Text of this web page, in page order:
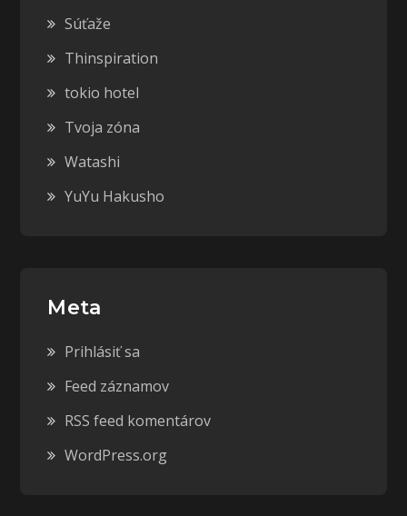
Súťaže
Thinspiration
tokio hotel
Tvoja zóna
Watashi
YuYu Hakusho
Meta
Prihlásiť sa
Feed záznamov
RSS feed komentárov
WordPress.org